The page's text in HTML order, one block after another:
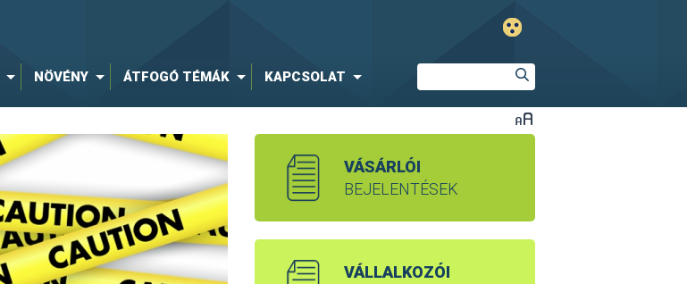
NÖVÉNY ÁTFOGÓ TÉMÁK KAPCSOLAT
VÁSÁRLÓI
BEJELENTÉSEK
VÁLLALKOZÓI